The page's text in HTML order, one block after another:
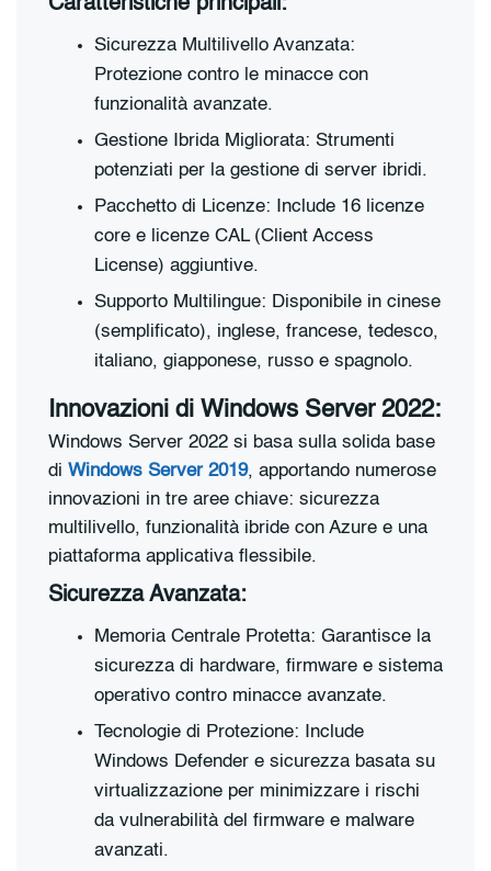
Caratteristiche principali:
Sicurezza Multilivello Avanzata:
Protezione contro le minacce con
funzionalità avanzate.
Gestione Ibrida Migliorata: Strumenti
potenziati per la gestione di server ibridi.
Pacchetto di Licenze: Include 16 licenze
core e licenze CAL (Client Access
License) aggiuntive.
Supporto Multilingue: Disponibile in cinese
(semplificato), inglese, francese, tedesco,
italiano, giapponese, russo e spagnolo.
Innovazioni di Windows Server 2022:
Windows Server 2022 si basa sulla solida base
di Windows Server 2019, apportando numerose
innovazioni in tre aree chiave: sicurezza
multilivello, funzionalità ibride con Azure e una
piattaforma applicativa flessibile.
Sicurezza Avanzata:
Memoria Centrale Protetta: Garantisce la
sicurezza di hardware, firmware e sistema
operativo contro minacce avanzate.
Tecnologie di Protezione: Include
Windows Defender e sicurezza basata su
virtualizzazione per minimizzare i rischi
da vulnerabilità del firmware e malware
avanzati.